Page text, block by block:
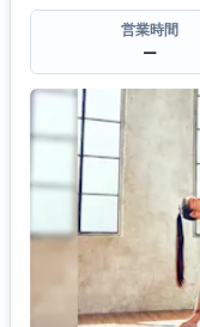
営業時間
ー